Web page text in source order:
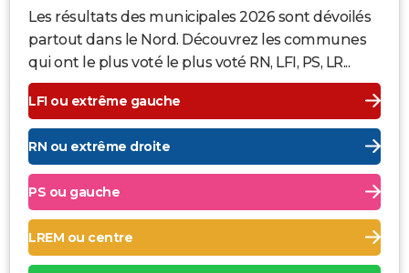
Les résultats des municipales 2026 sont dévoilés
partout dans le Nord. Découvrez les communes
qui ont le plus voté le plus voté RN, LFI, PS, LR...
LFI ou extrême gauche
RN ou extrême droite
PS ou gauche
LREM ou centre